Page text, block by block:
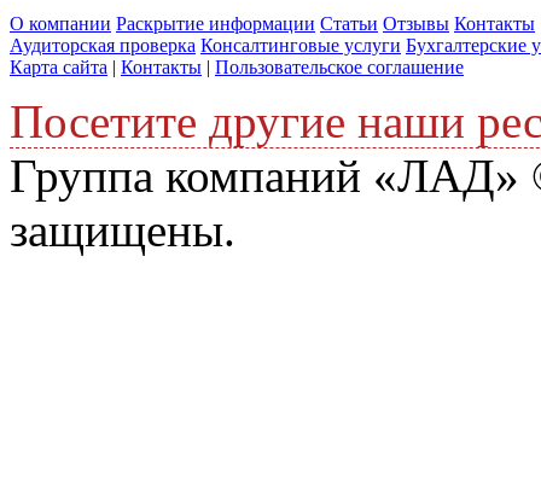
О компании Раскрытие информации Статьи Отзывы Контакты
Аудиторская проверка Консалтинговые услуги Бухгалтерские
Карта сайта | Контакты | Пользовательское соглашение
Посетите другие наши
Группа компаний «ЛАД»
защищены.